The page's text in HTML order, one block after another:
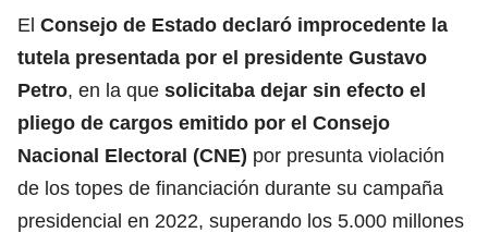
El Consejo de Estado declaró improcedente la
tutela presentada por el presidente Gustavo
Petro, en la que solicitaba dejar sin efecto el
pliego de cargos emitido por el Consejo
Nacional Electoral (CNE) por presunta violación
de los topes de financiación durante su campaña
presidencial en 2022, superando los 5.000 millones